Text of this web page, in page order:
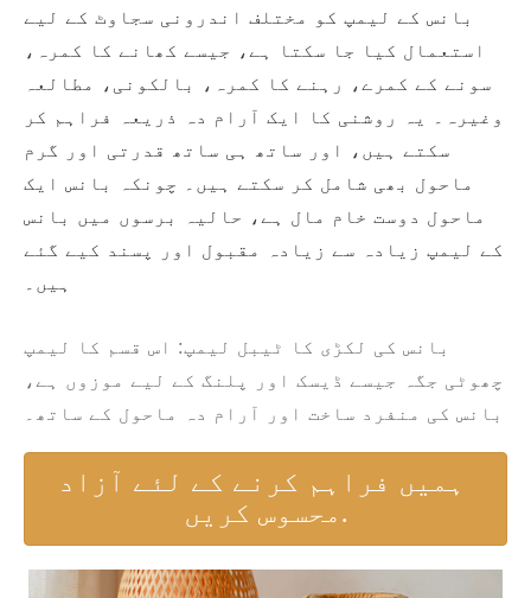
بانس کے لیمپ کو مختلف اندرونی سجاوٹ کے لیے
استعمال کیا جا سکتا ہے، جیسے کھانے کا کمرہ،
سونے کے کمرے، رہنے کا کمرہ، بالکونی، مطالعہ
وغیرہ۔ یہ روشنی کا ایک آرام دہ ذریعہ فراہم کر
سکتے ہیں، اور ساتھ ہی ساتھ قدرتی اور گرم
ماحول بھی شامل کر سکتے ہیں۔ چونکہ بانس ایک
ماحول دوست خام مال ہے، حالیہ برسوں میں بانس
کے لیمپ زیادہ سے زیادہ مقبول اور پسند کیے گئے
ہیں۔
بانس کی لکڑی کا ٹیبل لیمپ: اس قسم کا لیمپ
چھوٹی جگہ جیسے ڈیسک اور پلنگ کے لیے موزوں ہے،
بانس کی منفرد ساخت اور آرام دہ ماحول کے ساتھ۔
ہمیں فراہم کرنے کے لئے آزاد
محسوس کریں.